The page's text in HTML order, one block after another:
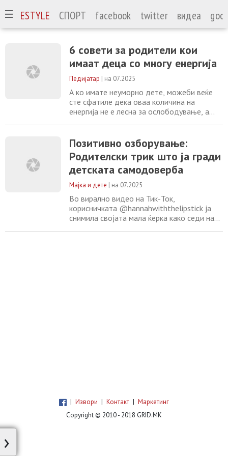
LIFESTYLE СПОРТ facebook twitter видеа
6 совети за родители кои
имаат деца со многу енергија
Педијатар | на 07.2025
А ко имате неуморно дете, можеби веќе
сте сфатиле дека оваа количина на
енергија не е лесна за ослободување, а
никогаш не пресушува – скокаат, трчаат,
се качуваат, поставуваат милион прашања
и ретко седат мирно повеќе од неколку
минути. И додека од една страна ова
Позитивнo озборувањe:
Родителски трик што ја гради
детската самодоверба
Мајка и дете | на 07.2025
Во вирално видео на Тик-Ток,
корисничката @hannahwiththelipstick ја
снимила својата мала ќерка како седи на
| Извори | Контакт | Маркетинг
Copyright © 2010 - 2018 GRID.MK
›